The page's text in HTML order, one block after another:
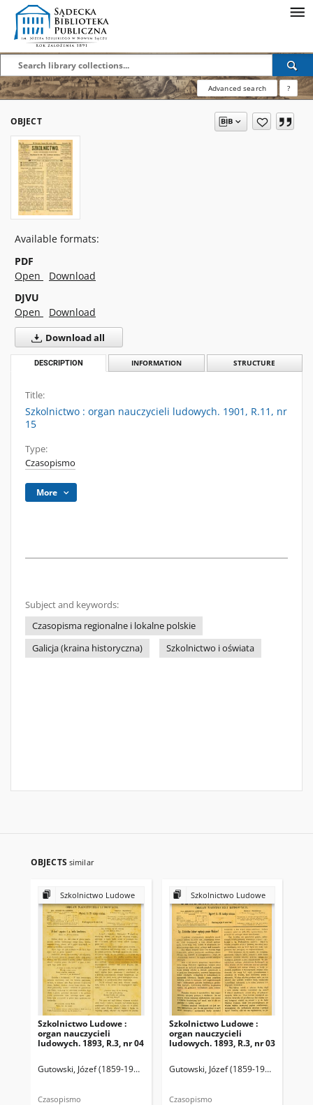
Advanced search ?
OBJECT
Available formats:
PDF
Open
Download
DJVU
Open
Download
Download all
DESCRIPTION INFORMATION STRUCTURE
Title:
Szkolnictwo : organ nauczycieli ludowych. 1901, R.11, nr
15
Type:
Czasopismo
More
Subject and keywords:
Czasopisma regionalne i lokalne polskie
Galicja (kraina historyczna)
Szkolnictwo i oświata
OBJECTS similar
Szkolnictwo Ludowe
Szkolnictwo Ludowe :
organ nauczycieli
ludowych. 1893, R.3, nr 04
Gutowski, Józef (1859-1916). Redaktor
Czasopismo
Szkolnictwo Ludowe
Szkolnictwo Ludowe :
organ nauczycieli
ludowych. 1893, R.3, nr 03
Gutowski, Józef (1859-1916).
Czasopismo